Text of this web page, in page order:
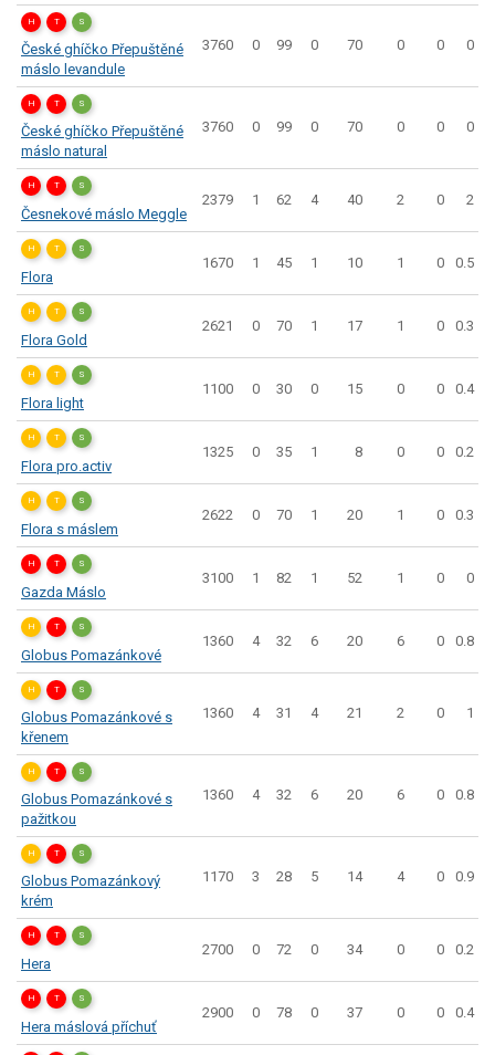
H T S
České ghíčko Přepuštěné
máslo levandule
3760 0 99 0 70 0 0 0
H T S
České ghíčko Přepuštěné
máslo natural
3760 0 99 0 70 0 0 0
H T S
Česnekové máslo Meggle
2379 1 62 4 40 2 0 2
H T S
Flora
1670 1 45 1 10 1 0 0.5
H T S
Flora Gold
2621 0 70 1 17 1 0 0.3
H T S
Flora light
1100 0 30 0 15 0 0 0.4
H T S
Flora pro.activ
1325 0 35 1 8 0 0 0.2
H T S
Flora s máslem
2622 0 70 1 20 1 0 0.3
H T S
Gazda Máslo
3100 1 82 1 52 1 0 0
H T S
Globus Pomazánkové
1360 4 32 6 20 6 0 0.8
H T S
Globus Pomazánkové s
křenem
1360 4 31 4 21 2 0 1
H T S
Globus Pomazánkové s
pažitkou
1360 4 32 6 20 6 0 0.8
H T S
Globus Pomazánkový
krém
1170 3 28 5 14 4 0 0.9
H T S
Hera
2700 0 72 0 34 0 0 0.2
H T S
Hera máslová příchuť
2900 0 78 0 37 0 0 0.4